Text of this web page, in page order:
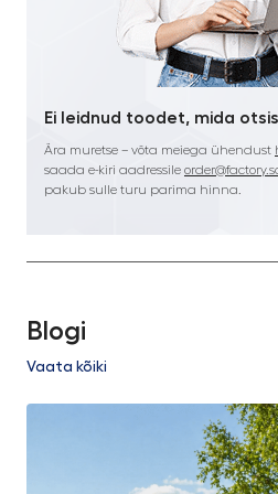
Ei leidnud toodet, mida
Ära muretse – võta meiega ühendust
saada e-kiri aadressile
pakub sulle turu parima hinna.
Blogi
Vaata kõiki